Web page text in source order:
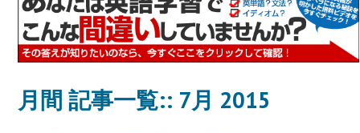
月間 記事一覧:: 7月 2015